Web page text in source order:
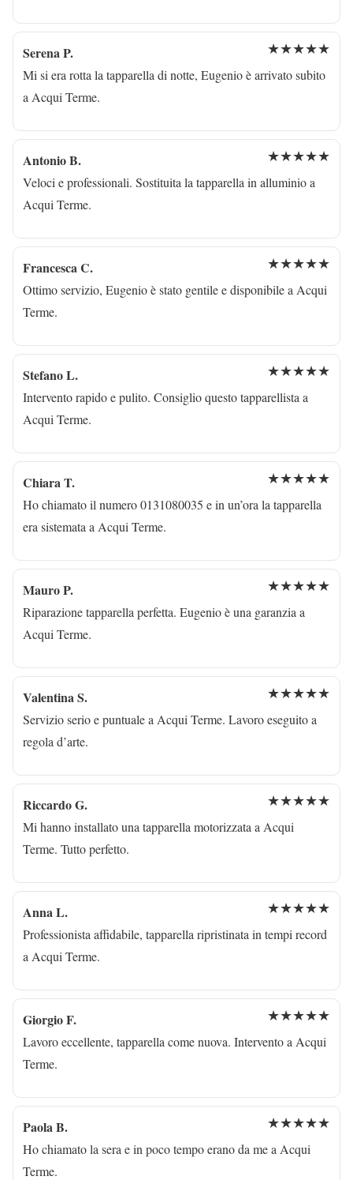
Serena P. ★★★★★
Mi si era rotta la tapparella di notte, Eugenio è arrivato subito
a Acqui Terme.
Antonio B. ★★★★★
Veloci e professionali. Sostituita la tapparella in alluminio a
Acqui Terme.
Francesca C. ★★★★★
Ottimo servizio, Eugenio è stato gentile e disponibile a Acqui
Terme.
Stefano L. ★★★★★
Intervento rapido e pulito. Consiglio questo tapparellista a
Acqui Terme.
Chiara T. ★★★★★
Ho chiamato il numero 0131080035 e in un’ora la tapparella
era sistemata a Acqui Terme.
Mauro P. ★★★★★
Riparazione tapparella perfetta. Eugenio è una garanzia a
Acqui Terme.
Valentina S. ★★★★★
Servizio serio e puntuale a Acqui Terme. Lavoro eseguito a
regola d’arte.
Riccardo G. ★★★★★
Mi hanno installato una tapparella motorizzata a Acqui
Terme. Tutto perfetto.
Anna L. ★★★★★
Professionista affidabile, tapparella ripristinata in tempi record
a Acqui Terme.
Giorgio F. ★★★★★
Lavoro eccellente, tapparella come nuova. Intervento a Acqui
Terme.
Paola B. ★★★★★
Ho chiamato la sera e in poco tempo erano da me a Acqui
Terme.